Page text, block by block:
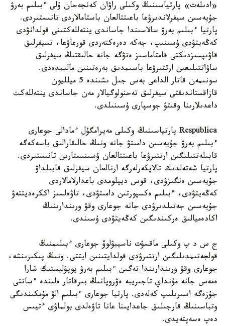
«ادىلەت» پارتياسىنىڭ وكىلى راۋان كەنجەحان ۇلى ءبىلىم بەرۋ
جۇيەسىن سيفرلاندىرۋعا باعىتتالعان باستامالاردى تانىستىردى.
پارتيا ءبىلىم بەرۋ سالاسىندا جاساندى ينتەللەكتىنى قولدانۋدى
كەڭەيتۋدى ۇسىنىپ، جەكە دەرەكتەردى قورعاۋعا، تسيفرلىق
قاۋىپسىزدىكتى قامتاماسىز ەتۋگە جانە حالىقتىڭ سيفرلىق
ساۋاتتىلىعىن ارتتىرۋعا باسىمدىق بەرەتىنىن مالىمدەدى.
سونىمەن قاتار الداعى بەس جىل ىشىندە 5 ميلليون
قازاقستاندىقتى سيفرلىق تەحنولوگيالار مەن جاساندى ينتەللەكت
داعدىلارىنا وقىتۋ جوسپارى ۇسىنىلدى.
Respublica پارتياسىنىڭ وكىلى مەيرامگۇل ءمادالى جوعارى
ءبىلىم بەرۋ جۇيەسىن دامىتۋ جانە ونىڭ حالىقارالىق باسەكەگە
قابىلەتتىلىگىن ارتتىرۋعا باعىتتالعان ۇسىنىستارىن تانىستىردى.
پارتيا شەتەلدىك تالاپكەرلەرگە ارنالعان سيفرلىق قابىلداۋ
جۇيەسىن ەنگىزۋدى، قوس ديپلومدى باعدارلامالاردى
كەڭەيتۋدى، ءبىلىم ەكسپورتىن دامىتۋدى، تاۋەلسىز اككرەديتتەۋ
جۇيەسىن جەتىلدىرۋدى جانە جوعارى وقۋ ورىندارىنىڭ
اكادەميالىق ەركىندىگىن كەڭەيتۋدى ۇسىندى.
ج س د پ وكىلى ماقسۋت ناسيبۋلوۆ جوعارى ءبىلىمنىڭ
قولجەتىمدىلىگىن ارتتىرۋدى قولدايتىنىن ايتتى. ونىڭ پىكىرىنشە،
جوعارى وقۋ ورىندارىندا تەگىن ءبىلىم بەرۋ پوپۋليستىك شارا
ەمەس جانە مۇنداي تاجىريبە ەۋروپانىڭ بىرقاتار ەلىندە ءساتتى
جۇزەگە اسىرىلىپ كەلەدى. پارتيا جوعارى ءبىلىم الۋ مۇمكىندىگى
وتباسىنىڭ قارجىلىق جاعدايىنا عانا تاۋەلدى بولماۋى ءتيىس
دەپ ەسەپتەيدى.